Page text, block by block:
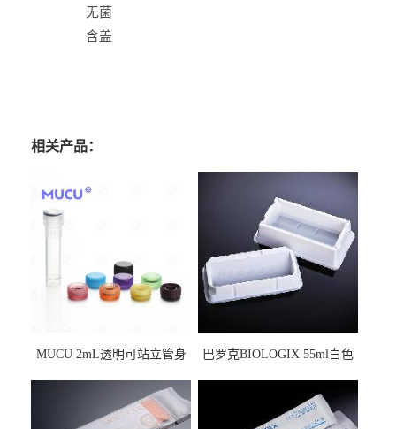
无菌
含盖
相关产品：
MUCU 2mL透明可站立管身
巴罗克BIOLOGIX 55ml白色
马射线灭菌25-0051